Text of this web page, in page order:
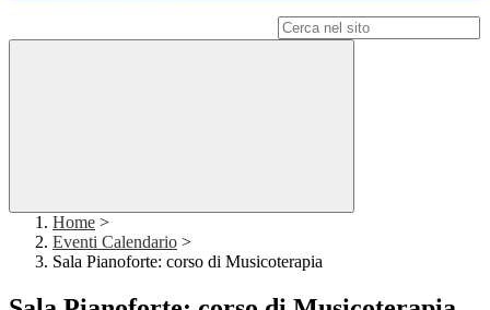
Home >
Eventi Calendario >
Sala Pianoforte: corso di Musicoterapia